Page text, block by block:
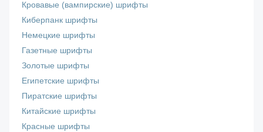
Кровавые (вампирские) шрифты
Киберпанк шрифты
Немецкие шрифты
Газетные шрифты
Золотые шрифты
Египетские шрифты
Пиратские шрифты
Китайские шрифты
Красные шрифты